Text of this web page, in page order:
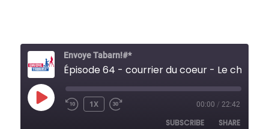
Envoye Tabarn!#*
PLAY
EPISODE REWIND
1X
FAST
00:00 / 22:42
SUBSCRIBE SHARE